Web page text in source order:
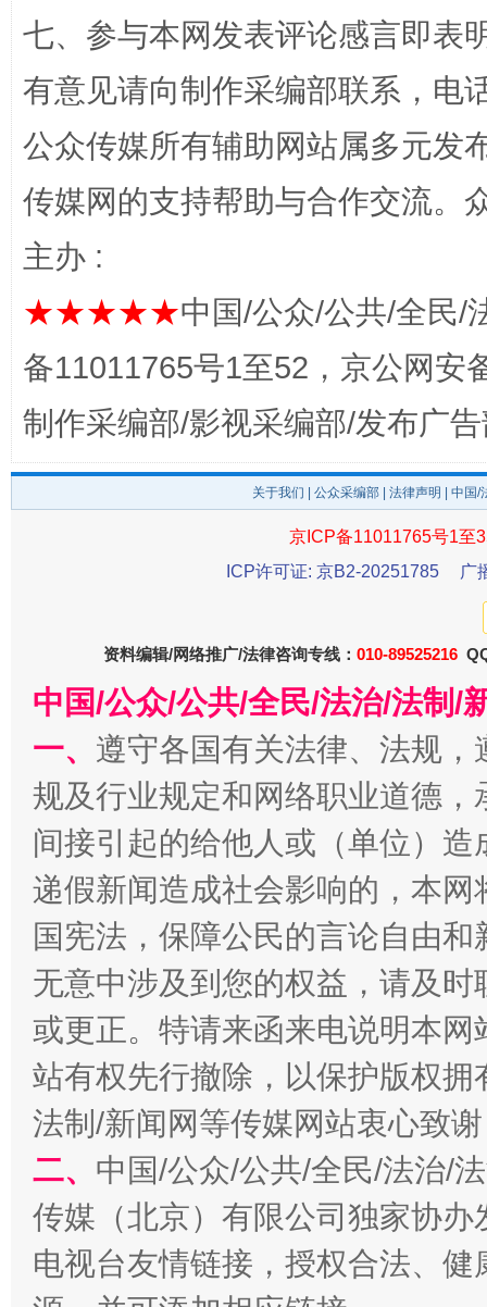
受贿1.44亿！段成刚被判无期 从幼
全民健身五年计划来了！等你上场
阿坝州三大球赛在茂县开幕 规模
七、参与本网发表评论感言即表
有意见请向制作采编部联系，电
公众传媒所有辅助网站属多元发
传媒网的支持帮助与合作交流。
主办 :
★★★★★中国/公众/公共/全民/
备11011765号1至52，京公网安
制作采编部/影视采编部/发布广
关于我们 公众采编部 法律声明 | 中国
京ICP备11011765号1至
ICP许可证: 京B2-20251785
广
资料编辑/网络推广/法律咨询专线： 010-89525216
中国/公众/公共/全民/法治/法制/
一、 遵守各国有关法律、法规
规及行业规定和网络职业道德
间接引起的给他人或（单位）
递假新闻造成社会影响的，本
国宪法，保障公民的言论自由
无意中涉及到您的权益，请及
或更正。特请来函来电说明本
站有权先行撤除，以保护版权
法制/新闻网等传媒网站衷心致
二、 中国/公众/公共/全民/法治/
传媒（北京）有限公司独家协
电视台友情链接，授权合法、